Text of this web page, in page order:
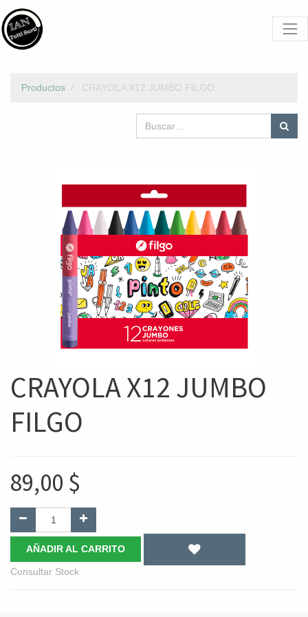
Productos CRAYOLA X12 JUMBO FILGO
CRAYOLA X12 JUMBO
FILGO
89,00 $
AÑADIR AL CARRITO
Consultar Stock